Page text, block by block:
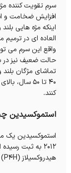
سرم تقویت کننده
افزایش ضخامت و
اینکه مژه هایی
العاده ای در
واقع این سرم می
حالت ضعیف نیز در
کنند.
استموکسیدین
استموکسیدین یک
هیدروکسیلاز (P4H) می باشد.